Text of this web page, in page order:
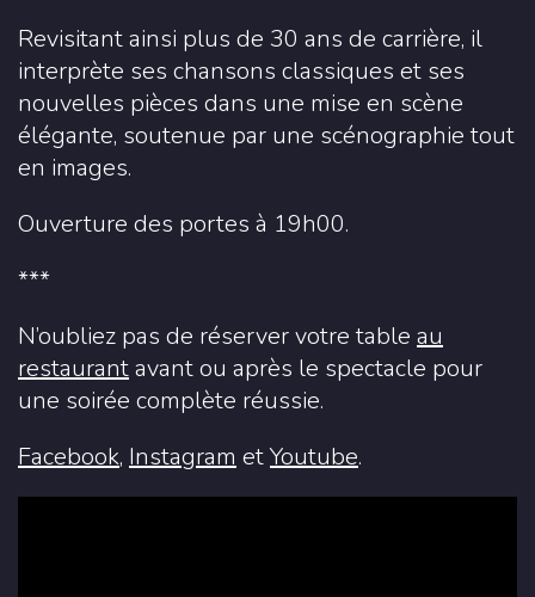
Revisitant ainsi plus de 30 ans de carrière, il
interprète ses chansons classiques et ses
nouvelles pièces dans une mise en scène
élégante, soutenue par une scénographie tout
en images.
Ouverture des portes à 19h00.
***
N’oubliez pas de réserver votre table au
restaurantavant ou après le spectacle pour
une soirée complète réussie.
Facebook, Instagram etYoutube.